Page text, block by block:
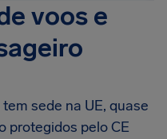
voos e
sede na UE, quase
protegidos pelo CE